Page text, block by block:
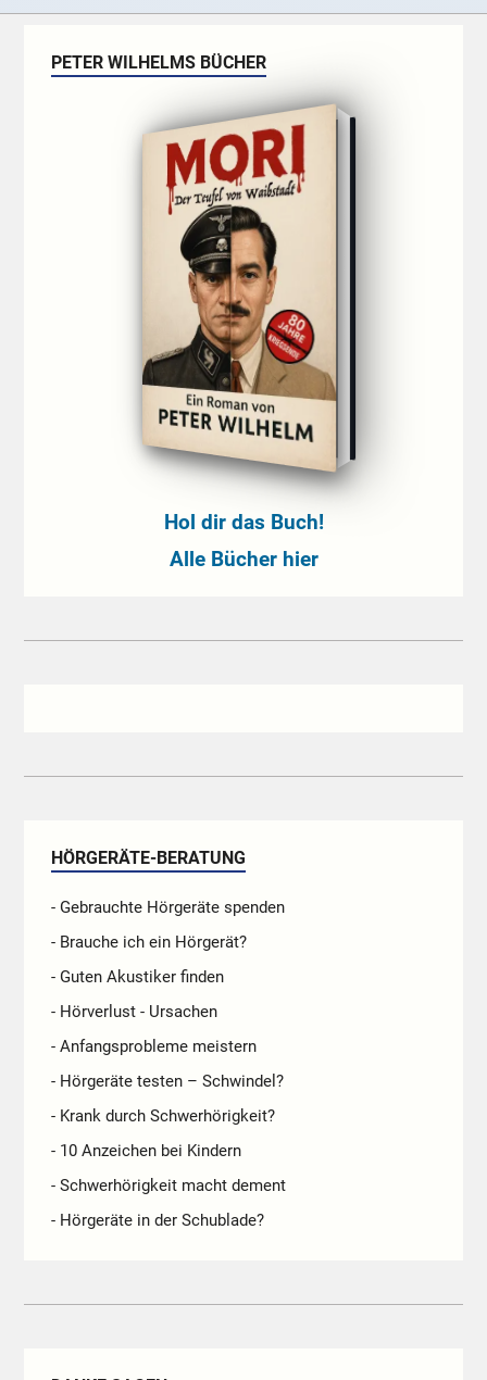
PETER WILHELMS BÜCHER
Hol dir das Buch!
Alle Bücher hier
HÖRGERÄTE-BERATUNG
- Gebrauchte Hörgeräte spenden
- Brauche ich ein Hörgerät?
- Guten Akustiker finden
- Hörverlust - Ursachen
- Anfangsprobleme meistern
- Hörgeräte testen – Schwindel?
- Krank durch Schwerhörigkeit?
- 10 Anzeichen bei Kindern
- Schwerhörigkeit macht dement
- Hörgeräte in der Schublade?